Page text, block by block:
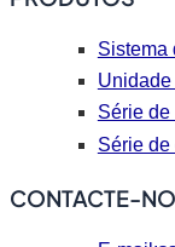
Sistema
Série
Série de
CONTACTE-